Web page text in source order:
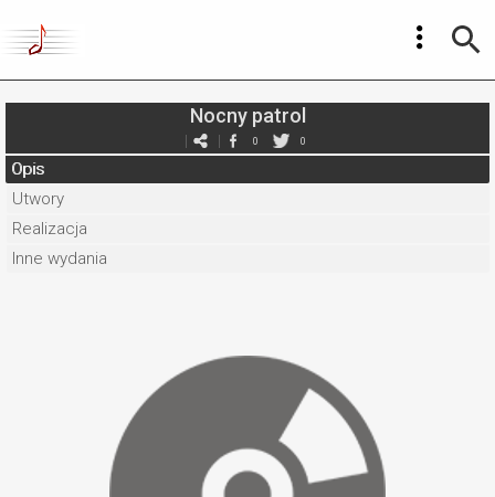
Nocny patrol
0 0
Opis
Utwory
Realizacja
Inne wydania